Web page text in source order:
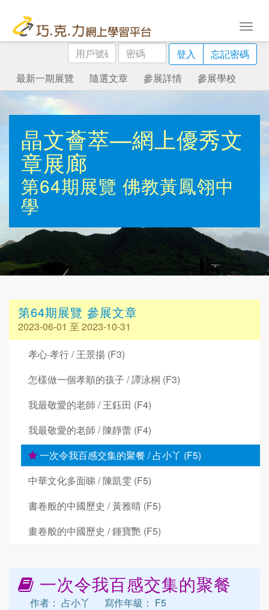
用
戶
號
碼
密
碼
登入
忘記密碼
最新一期展覽
隨選文章 參展詳情 參展學校
晶文薈萃—網上優秀文
章展廊
第64期展覽 佛教黃鳳翎中
學
第64期展覽 參展文章
2023-06-01 至 2023-10-31
孝心·孝行 / 王景揚 (F3)
怎樣做一個孝順的孩子 / 譚泳桐 (F3)
我最敬愛的老師 / 王鈺田 (F4)
我最敬愛的老師 / 陳靜蕾 (F4)
一次令我百感交集的聚餐 / 占小丫 (F5)
中華文化多面睇 / 陳凱雯 (F5)
書卷般的中國歷史 / 黃雅晴 (F5)
畫卷般的中國歷史 / 鍾寶艷 (F5)
一次令我百感交集的聚餐
作者： 占小丫
寫作年級： F5